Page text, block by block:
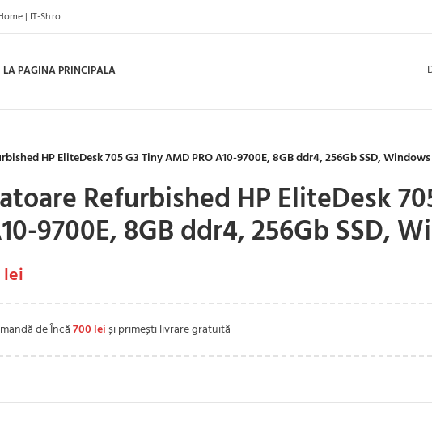
| IT-Sh.ro
PAGINA PRINCIPALA
HP EliteDesk 705 G3 Tiny AMD PRO A10-9700E, 8GB ddr4, 256Gb SSD,
Refurbished HP EliteDesk
9700E, 8GB ddr4, 256Gb SSD,
lei
de Încă700 leiși primești livrare gratuită